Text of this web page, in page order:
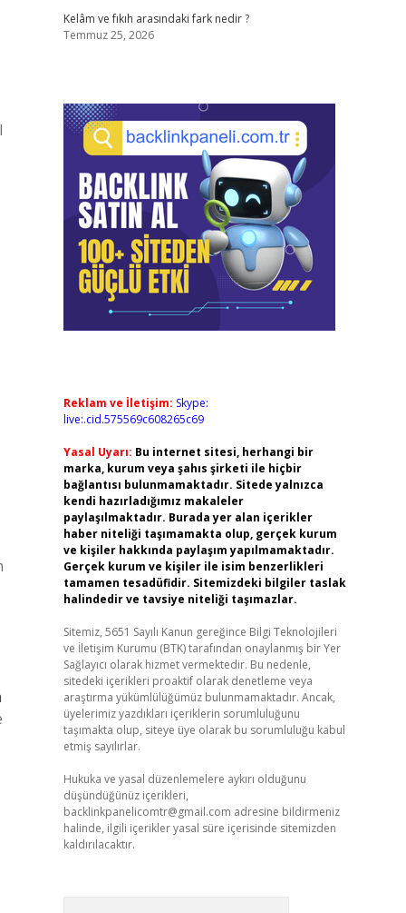
Kelâm ve fıkıh arasındaki fark nedir ?
Temmuz 25, 2026
Reklam ve İletişim: Skype:
live:.cid.575569c608265c69
Yasal Uyarı: Bu internet sitesi, herhangi bir
marka, kurum veya şahıs şirketi ile hiçbir
bağlantısı bulunmamaktadır. Sitede yalnızca
kendi hazırladığımız makaleler
paylaşılmaktadır. Burada yer alan içerikler
haber niteliği taşımamakta olup, gerçek kurum
ve kişiler hakkında paylaşım yapılmamaktadır.
Gerçek kurum ve kişiler ile isim benzerlikleri
tamamen tesadüfidir. Sitemizdeki bilgiler taslak
halindedir ve tavsiye niteliği taşımazlar.
Sitemiz, 5651 Sayılı Kanun gereğince Bilgi Teknolojileri
ve İletişim Kurumu (BTK) tarafından onaylanmış bir Yer
Sağlayıcı olarak hizmet vermektedir. Bu nedenle,
sitedeki içerikleri proaktif olarak denetleme veya
araştırma yükümlülüğümüz bulunmamaktadır. Ancak,
üyelerimiz yazdıkları içeriklerin sorumluluğunu
taşımakta olup, siteye üye olarak bu sorumluluğu kabul
etmiş sayılırlar.
Hukuka ve yasal düzenlemelere aykırı olduğunu
düşündüğünüz içerikleri,
backlinkpanelicomtr@gmail.com adresine bildirmeniz
halinde, ilgili içerikler yasal süre içerisinde sitemizden
kaldırılacaktır.